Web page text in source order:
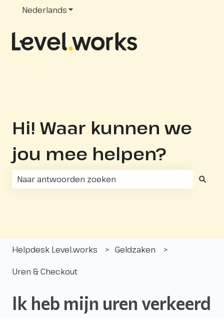
NederlandsSubmenu tonen voor vertalingen
Hi! Waar kunnen we
jou mee helpen?
Helpdesk Level.works Geldzaken
Uren & Checkout
Ik heb mijn uren verkeerd